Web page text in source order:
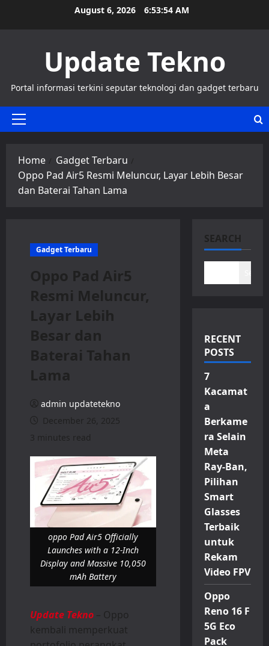
August 6, 2026 6:53:54 AM
Update Tekno
Portal informasi terkini seputar teknologi dan gadget terbaru
Primary
Home
Gadget Terbaru
Oppo Pad Air5 Resmi Meluncur, Layar Lebih Besar
dan Baterai Tahan Lama
Gadget Terbaru
Oppo Pad Air5
Resmi Meluncur,
Layar Lebih
Besar dan
Baterai Tahan
Lama
admin updatetekno
December 26, 2025
3 minutes read
oppo Pad Air5 Officially
Launches with a 12-Inch
Display and Massive 10,050
mAh Battery
Update Tekno – Oppo
kembali memperkuat
SEARCH
RECENT
POSTS
7
Kacamat
a
Berkame
ra Selain
Meta
Ray-Ban,
Pilihan
Smart
Glasses
Terbaik
untuk
Rekam
Video FPV
Oppo
Reno 16 F
5G Eco
Pack